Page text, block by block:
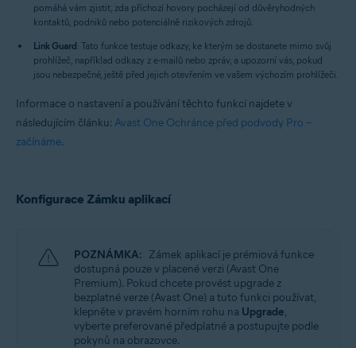
pomáhá vám zjistit, zda příchozí hovory pocházejí od důvěryhodných
kontaktů, podniků nebo potenciálně rizikových zdrojů.
Link Guard: Tato funkce testuje odkazy, ke kterým se dostanete mimo svůj
prohlížeč, například odkazy z e-mailů nebo zpráv, a upozorní vás, pokud
jsou nebezpečné, ještě před jejich otevřením ve vašem výchozím prohlížeči.
Informace o nastavení a používání těchto funkcí najdete v
následujícím článku: Avast One Ochránce před podvody Pro –
začínáme.
Konfigurace Zámku aplikací
POZNÁMKA: Zámek aplikací je prémiová funkce
dostupná pouze v placené verzi (Avast One
Premium). Pokud chcete provést upgrade z
bezplatné verze (Avast One) a tuto funkci používat,
klepněte v pravém horním rohu na Upgrade,
vyberte preferované předplatné a postupujte podle
pokynů na obrazovce.